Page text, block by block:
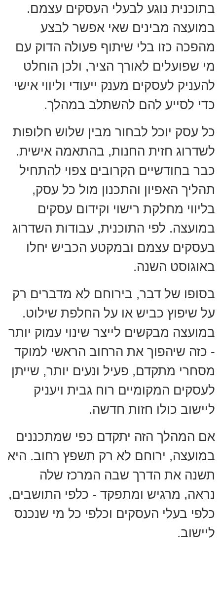
בתוכנית נוגע לבעלי העסקים עצמם.
במועצה מבינים שאי אפשר לבצע
מהפכה כזו בלי שיתוף פעולה הדוק עם
מי שפועלים לאורך הציר, ולכן הוחלט
להעניק לעסקים מענק ייעודי וליווי אישי
כדי לסייע להם להשתלב במהלך.
כל עסק יוכל לבחור מבין שלוש חלופות
לשדרוג חזית החנות, בהתאמה אישית.
כבר בחודשיים הקרובים צפוי להתחיל
תהליך האפיון והתכנון מול כל עסק,
בליווי מחלקת רישוי וקידום עסקים
במועצה. לפי התוכנית, עבודות השדרוג
בעסקים עצמם ובמקטע הכביש יחלו
באוגוסט השנה.
בסופו של דבר, בירוחם לא מדברים רק
על שיפוץ כביש או על החלפת שילוט.
במועצה מבקשים לייצר שינוי עמוק יותר
- כזה שיהפוך את הרחוב הראשי למוקד
מסחרי מתקדם, פעיל ונעים יותר, שייתן
לעסקים המקומיים רוח גבית ויעניק
ליישוב כולו חזות חדשה.
אם המהלך הזה יתקדם כפי שמתכננים
במועצה, ירוחם לא רק תשפץ רחוב. היא
תשנה את הדרך שבה המרכז שלה
נראה, מרגיש ומתפקד - כלפי התושבים,
כלפי בעלי העסקים וכלפי כל מי שנכנס
ליישוב.